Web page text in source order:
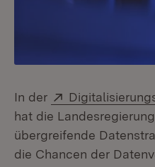
In der Extern:
hat die
übergreifende
die Chancen der